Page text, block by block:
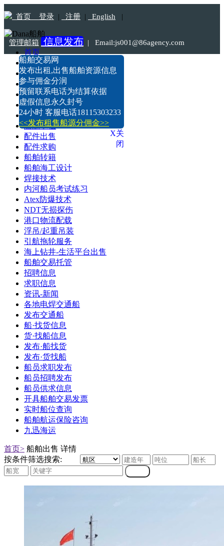
首页 登录 | 注册 | English |
管理邮箱 信息发布 | Email:js001@86agency.com
Tel:18115303233
首页
船舶转港·过户
船舶坞检·坞修·油漆
船价估算
船舶出售
船舶求购
船舶出租
船舶求租
配件出售
配件求购
船舶转籍
船舶海工设计
焊接技术
内河船员考试练习
Atex防爆技术
NDT无损探伤
港口物流配载
浮吊/起重吊装
引航拖轮服务
海上钻井-生活平台出售
船舶交易托管
招聘信息
求职信息
资讯-新闻
各地电焊交通船
发布交通船
船·找货信息
货·找船信息
发布·船找货
发布·货找船
船员求职发布
船员招聘发布
船员供求信息
开具船舶交易发票
实时船位查询
船舶航运保险咨询
九迅海运
首页> 船舶出售 详情
按条件筛选搜索:
船舶交易网
发布出租,出售船舶资源信息
参与佣金分润
预留联系电话为结算依据
虚假信息永久封号
24小时 客服电话18115303233
<<发布租售船源分佣金>>
X关
闭